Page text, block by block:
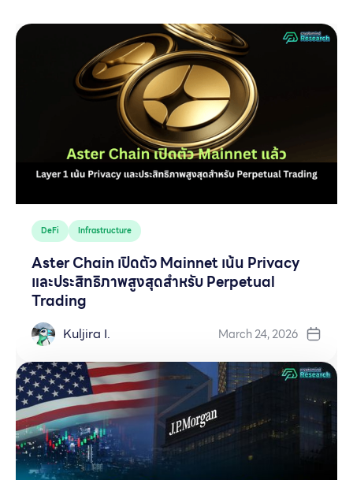
DeFi Infrastructure
Aster Chain เปิดตัว Mainnet เน้น Privacy
และประสิทธิภาพสูงสุดสำหรับ Perpetual
Trading
Kuljira I. March 24, 2026